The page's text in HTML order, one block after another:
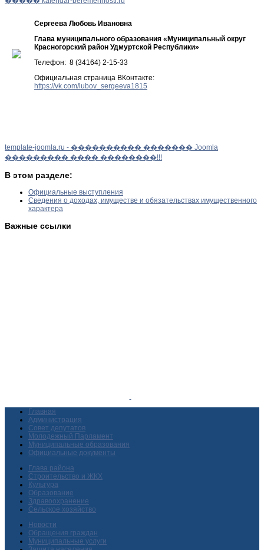
Сергеева Любовь Ивановна
Глава муниципального образования «Муниципальный округ
Красногорский район Удмуртской Республики»
Телефон: 8 (34164) 2-15-33
Официальная страница ВКонтакте:
https://vk.com/lubov_sergeeva1815
template-joomla.ru - ���������� ������� Joomla
��������� ���� ��������!!!
В этом разделе:
Официальные выступления
Сведения о доходах, имуществе и обязательствах имущественного
характера
Важные ссылки
Главная
Администрация
Совет депутатов
Молодежный Парламент
Муниципальные образования
Официальные документы
Глава района
Строительство и ЖКХ
Культура
Образование
Здравоохранение
Сельское хозяйство
Новости
Обращения граждан
Муниципальные услуги